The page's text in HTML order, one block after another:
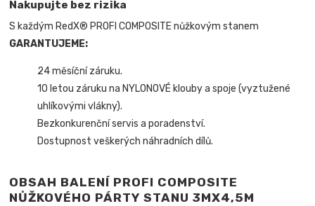
Nakupujte bez rizika
S každým RedX® PROFI COMPOSITE nůžkovým stanem
GARANTUJEME:
24 měsíční záruku.
10 letou záruku na NYLONOVÉ klouby a spoje (vyztužené
uhlíkovými vlákny).
Bezkonkurenční servis a poradenství.
Dostupnost veškerých náhradních dílů.
OBSAH BALENÍ PROFI COMPOSITE
NŮŽKOVÉHO PÁRTY STANU 3MX4,5M